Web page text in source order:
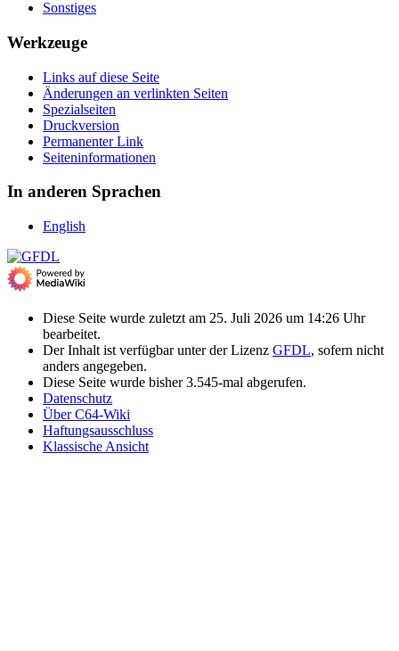
Sonstiges
Werkzeuge
Links auf diese Seite
Änderungen an verlinkten Seiten
Spezialseiten
Druckversion
Permanenter Link
Seiten­­informationen
In anderen Sprachen
English
Diese Seite wurde zuletzt am 25. Juli 2026 um 14:26 Uhr
bearbeitet.
Der Inhalt ist verfügbar unter der Lizenz GFDL, sofern nicht
anders angegeben.
Diese Seite wurde bisher 3.545-mal abgerufen.
Datenschutz
Über C64-Wiki
Haftungsausschluss
Klassische Ansicht